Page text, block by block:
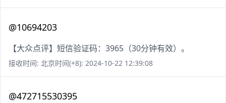
@10694203
【大众点评】短信验证码：3965（30分钟有效）。
接收时间: 北京时间(+8): 2024-10-22 12:39:08
@472715530395